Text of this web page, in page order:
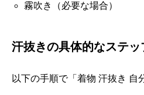
霧吹き（必要な場合）
汗抜きの具体的なステッ
以下の手順で「着物 汗抜き 自